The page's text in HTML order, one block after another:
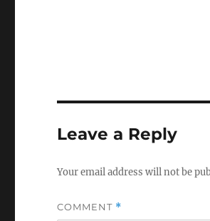
Leave a Reply
Your email address will not be
COMMENT *